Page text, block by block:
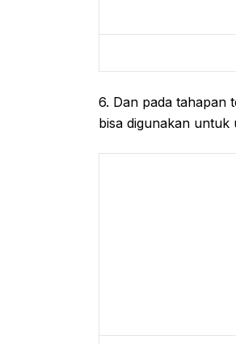
6. Dan pada tahapan
bisa digunakan untuk